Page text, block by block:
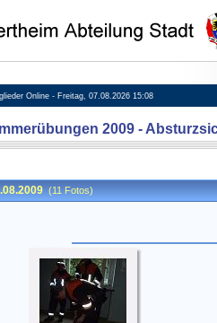
Online - Freitag, 07.08.2026 15:08
2009 -